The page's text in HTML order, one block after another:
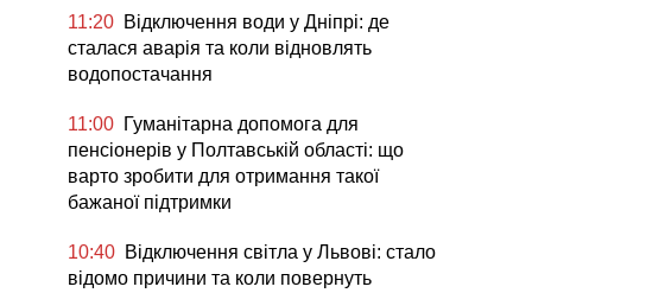
11:20 Відключення води у Дніпрі: де
сталася аварія та коли відновлять
водопостачання
11:00 Гуманітарна допомога для
пенсіонерів у Полтавській області: що
варто зробити для отримання такої
бажаної підтримки
10:40 Відключення світла у Львові: стало
відомо причини та коли повернуть